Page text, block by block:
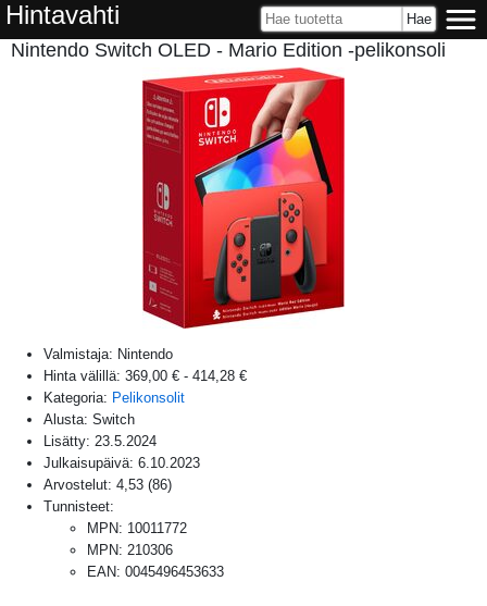
Hintavahti
Nintendo Switch OLED - Mario Edition -pelikonsoli
Valmistaja: Nintendo
Hinta välillä: 369,00 € - 414,28 €
Kategoria: Pelikonsolit
Alusta: Switch
Lisätty: 23.5.2024
Julkaisupäivä: 6.10.2023
Arvostelut: 4,53 (86)
Tunnisteet:
MPN: 10011772
MPN: 210306
EAN: 0045496453633